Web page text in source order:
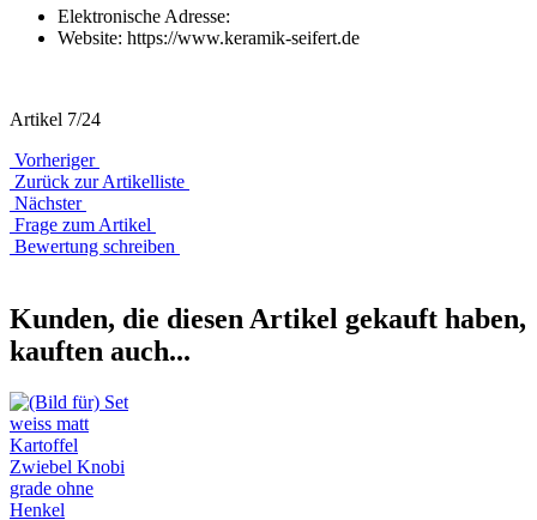
Elektronische Adresse:
Website: https://www.keramik-seifert.de
Artikel 7/24
Vorheriger
Zurück zur Artikelliste
Nächster
Frage zum Artikel
Bewertung schreiben
Kunden, die diesen Artikel gekauft haben,
kauften auch...